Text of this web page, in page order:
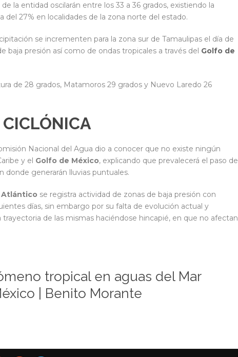
la entidad oscilarán entre los 33 a 36 grados, existiendo la
del 27% en localidades de la zona norte del estado.
se incrementen para la zona sur de Tamaulipas el día de
baja presión así como de ondas tropicales a través del Golfo de
de 28 grados, Matamoros 29 grados y Nuevo Laredo 26
Nacional del Agua dio a conocer que no existe ningún
y el Golfo de México, explicando que prevalecerá el paso de
donde generarán lluvias puntuales.
Atlántico se registra actividad de zonas de baja presión con
días, sin embargo por su falta de evolución actual y
de las mismas haciéndose hincapié, en que no afectan
tropical en aguas del Mar
| Benito Morante